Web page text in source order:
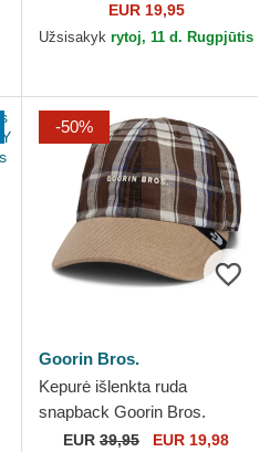
9FORTY League Essential
New York Yankees MLB New
EUR 19,95
Užsisakyk rytoj, 11 d. Rugpjūtis
-50%
Goorin Bros.
Kepurė išlenkta ruda
snapback Goorin Bros.
Curved Brim Ask Your
EUR 39,95 EUR 19,98